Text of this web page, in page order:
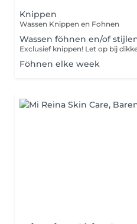
Knippen
Wassen Knippen en Fohnen
Wassen föhnen en/of
Föhnen elke week